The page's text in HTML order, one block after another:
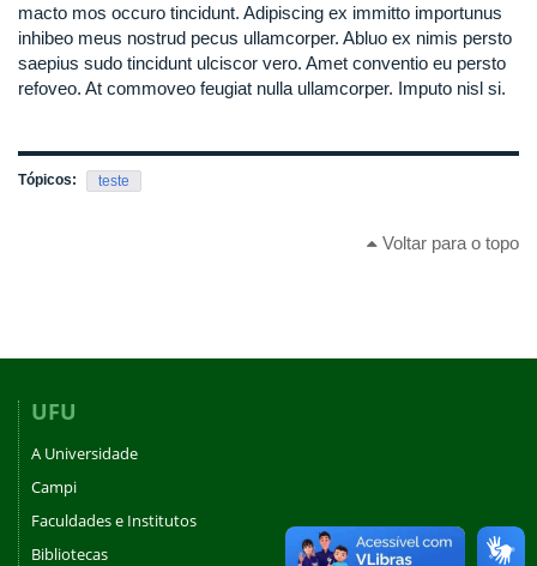
macto mos occuro tincidunt. Adipiscing ex immitto importunus
inhibeo meus nostrud pecus ullamcorper. Abluo ex nimis persto
saepius sudo tincidunt ulciscor vero. Amet conventio eu persto
refoveo. At commoveo feugiat nulla ullamcorper. Imputo nisl si.
Tópicos: teste
Voltar para o topo
UFU
A Universidade
Campi
Faculdades e Institutos
Bibliotecas